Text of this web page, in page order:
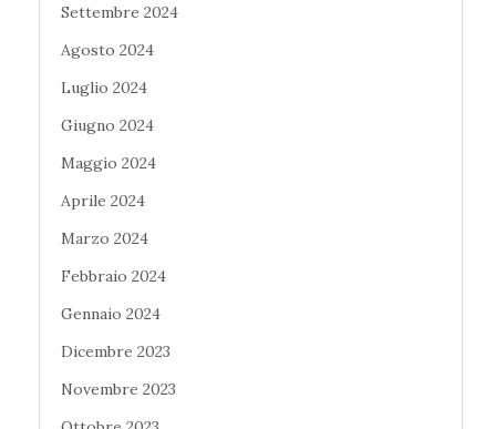
Settembre 2024
Agosto 2024
Luglio 2024
Giugno 2024
Maggio 2024
Aprile 2024
Marzo 2024
Febbraio 2024
Gennaio 2024
Dicembre 2023
Novembre 2023